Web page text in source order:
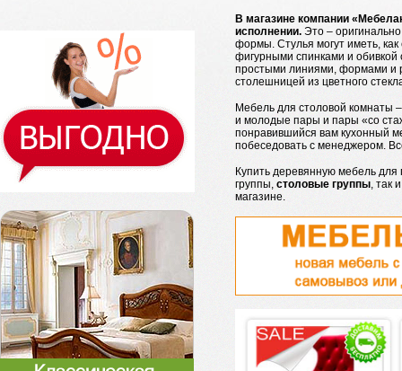
В магазине компании
исполнении. Это –
формы. Стулья могут иметь,
фигурными спинками и
простыми линиями, формами и
столешницей из цветного
Мебель для столовой комнаты
и молодые пары и пары «со
понравившийся вам кухонный
побеседовать с менеджером.
Купить деревянную мебель для
группы, столовые группы, так
магазине.